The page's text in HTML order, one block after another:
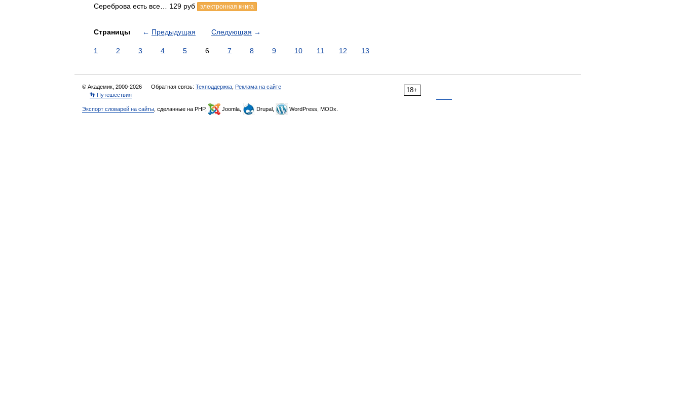
Сереброва есть все… 129 руб
электронная книга
Страницы ← Предыдущая Следующая →
1 2 3 4 5 6 7 8 9 10 11 12 13
18+
© Академик, 2000-2026 Обратная связь: Техподдержка Реклама на сайте
👣 Путешествия
Экспорт словарей на сайты , сделанные на PHP, Joomla, Drupal, WordPress, MODx.